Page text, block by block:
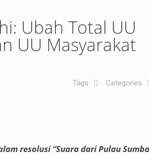
Ubah Total UU
UU Masyarakat
Categories
Tags
resolusi “Suara dari Pulau